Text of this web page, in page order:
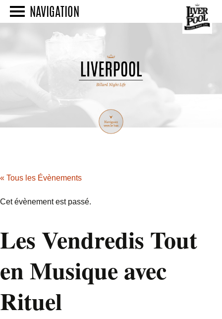
NAVIGATION
« Tous les Évènements
Cet évènement est passé.
Les Vendredis Tout
en Musique avec
Rituel